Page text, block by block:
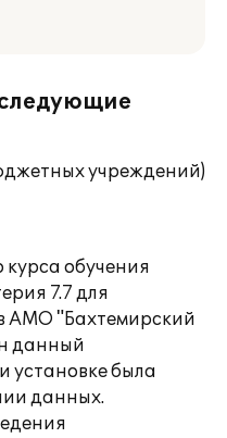
учреждений)
курса обучения
7.7 для
АМО "Бахтемирский
данный
установке была
данных.